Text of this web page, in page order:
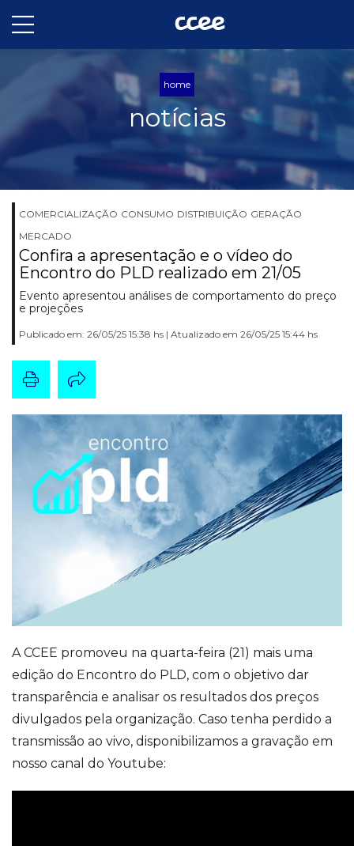
home
notícias
COMERCIALIZAÇÃO CONSUMO DISTRIBUIÇÃO GERAÇÃO
MERCADO
Confira a apresentação e o vídeo do
Encontro do PLD realizado em 21/05
Evento apresentou análises de comportamento do preço
e projeções
Publicado em: 26/05/25 15:38 hs | Atualizado em 26/05/25 15:44 hs
A CCEE promoveu na quarta-feira (21) mais uma
edição do Encontro do PLD, com o objetivo dar
transparência e analisar os resultados dos preços
divulgados pela organização. Caso tenha perdido a
transmissão ao vivo, disponibilizamos a gravação em
nosso canal do Youtube: